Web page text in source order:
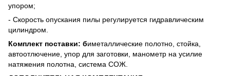
упором;
- Скорость опускания пилы регулируется гидравлическим
цилиндром.
Комплект поставки: биметаллические полотно, стойка,
автоотлючение, упор для заготовки, манометр на усилие
натяжения полотна, система СОЖ.